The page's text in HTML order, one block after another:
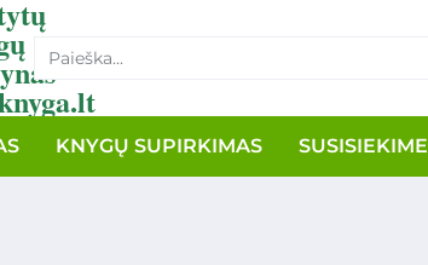
KNYGŲ SUPIRKIMAS SUSISIEKIME